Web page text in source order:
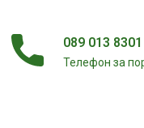
089 013 8301
Телефон за